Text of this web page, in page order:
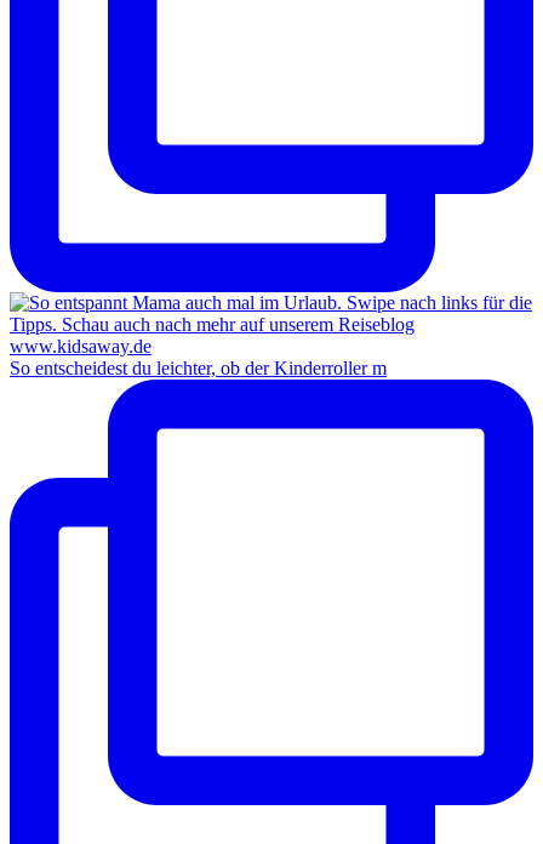
So entscheidest du leichter, ob der Kinderroller m